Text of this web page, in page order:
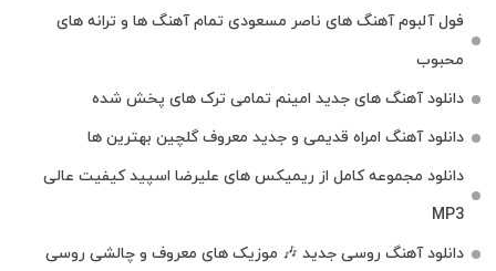
فول آلبوم آهنگ‌ های ناصر مسعودی تمام آهنگ‌ ها و ترانه‌ های
محبوب
دانلود آهنگ های جدید امینم تمامی ترک های پخش شده
دانلود آهنگ امراه قدیمی و جدید معروف گلچین بهترین ها
دانلود مجموعه کامل از ریمیکس های علیرضا اسپید کیفیت عالی
MP3
دانلود آهنگ روسی جدید 🎶 موزیک‌ های معروف و چالشی روسی